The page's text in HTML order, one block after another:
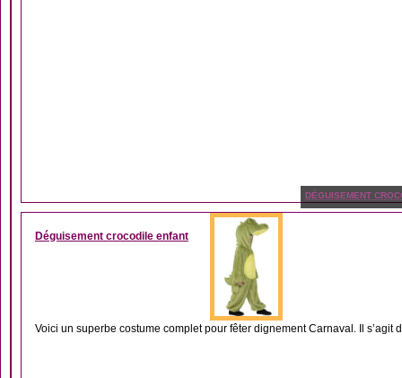
DÉGUISEMENT
Déguisement crocodile enfant
Voici un superbe costume complet pour fêter dignement Carnaval. Il s’agit